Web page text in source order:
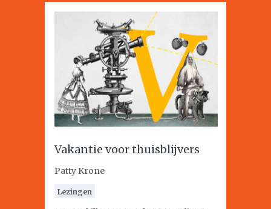
Vakantie voor thuisblijvers
Patty Krone
Lezingen